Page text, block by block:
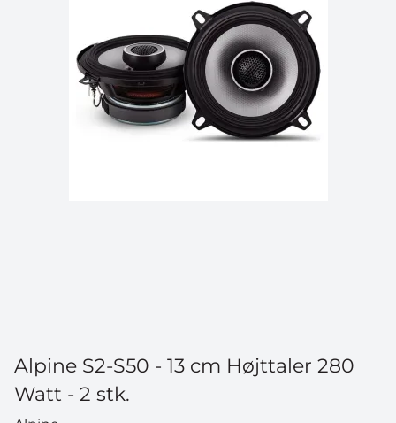
Alpine S2-S50 - 13 cm Højttaler 280
Watt - 2 stk.